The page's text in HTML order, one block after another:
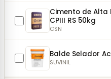
Cimento de Alta
CPIII RS 50kg
CSN
Balde Selador
SUVINIL